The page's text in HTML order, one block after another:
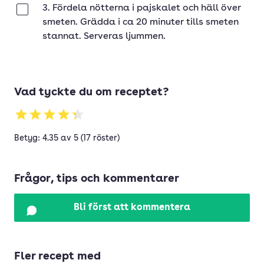
3. Fördela nötterna i pajskalet och häll över
smeten. Grädda i ca 20 minuter tills smeten
stannat. Serveras ljummen.
Vad tyckte du om receptet?
Betyg: 4.35 av 5 (17 röster)
Frågor, tips och kommentarer
Bli först att kommentera
Fler recept med